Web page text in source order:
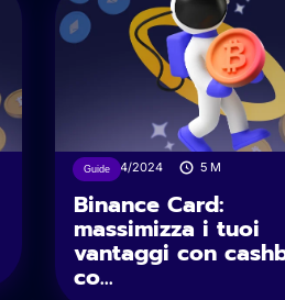
Guide11/04/2024 5 M
Binance Card:
massimizza i tuoi
vantaggi con
co...